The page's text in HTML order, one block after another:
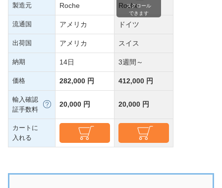
製造元 Roche Roche
流通国 アメリカ ドイツ
出荷国 アメリカ スイス
納期 14日 3週間～
価格 282,000 円 412,000 円
輸入確認
証手数料
20,000 円 20,000 円
カートに
入れる
スクロール
できます